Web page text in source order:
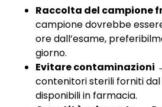
Raccolta del campione
campione dovrebbe
ore dall’esame,
giorno.
Evitare contaminazioni
contenitori sterili forniti
disponibili in farmacia.